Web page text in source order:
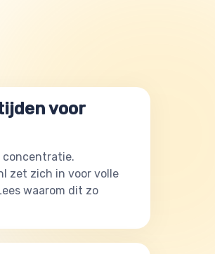
voor
concentratie.
zet zich in voor volle
waarom dit zo